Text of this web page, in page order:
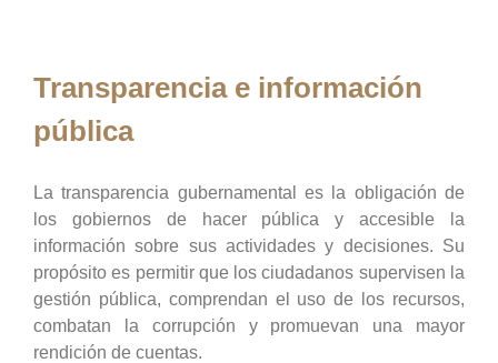
Transparencia e información
pública
La transparencia gubernamental es la obligación de
los gobiernos de hacer pública y accesible la
información sobre sus actividades y decisiones. Su
propósito es permitir que los ciudadanos supervisen la
gestión pública, comprendan el uso de los recursos,
combatan la corrupción y promuevan una mayor
rendición de cuentas.